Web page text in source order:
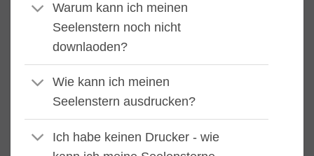
Warum kann ich meinen
Seelenstern noch nicht
downlaoden?
Wie kann ich meinen
Seelenstern ausdrucken?
Ich habe keinen Drucker - wie